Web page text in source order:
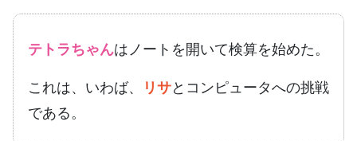
テトラちゃんはノートを開いて検算を始めた。
これは、いわば、
リサとコンピュータへの挑戦
である。